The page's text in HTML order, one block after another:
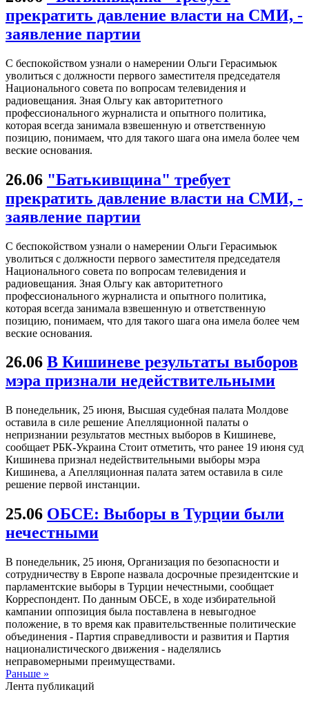
прекратить давление власти на СМИ, -
заявление партии
С беспокойством узнали о намерении Ольги Герасимьюк
уволиться с должности первого заместителя председателя
Национального совета по вопросам телевидения и
радиовещания. Зная Ольгу как авторитетного
профессионального журналиста и опытного политика,
которая всегда занимала взвешенную и ответственную
позицию, понимаем, что для такого шага она имела более чем
веские основания.
26.06 "Батькивщина" требует
прекратить давление власти на СМИ, -
заявление партии
С беспокойством узнали о намерении Ольги Герасимьюк
уволиться с должности первого заместителя председателя
Национального совета по вопросам телевидения и
радиовещания. Зная Ольгу как авторитетного
профессионального журналиста и опытного политика,
которая всегда занимала взвешенную и ответственную
позицию, понимаем, что для такого шага она имела более чем
веские основания.
26.06 В Кишиневе результаты выборов
мэра признали недействительными
В понедельник, 25 июня, Высшая судебная палата Молдове
оставила в силе решение Апелляционной палаты о
непризнании результатов местных выборов в Кишиневе,
сообщает РБК-Украина Стоит отметить, что ранее 19 июня суд
Кишинева признал недействительными выборы мэра
Кишинева, а Апелляционная палата затем оставила в силе
решение первой инстанции.
25.06 ОБСЕ: Выборы в Турции были
нечестными
В понедельник, 25 июня, Организация по безопасности и
сотрудничеству в Европе назвала досрочные президентские и
парламентские выборы в Турции нечестными, сообщает
Корреспондент. По данным ОБСЕ, в ходе избирательной
кампании оппозиция была поставлена в невыгодное
положение, в то время как правительственные политические
объединения - Партия справедливости и развития и Партия
националистического движения - наделялись
неправомерными преимуществами.
Раньше »
Лента публикаций